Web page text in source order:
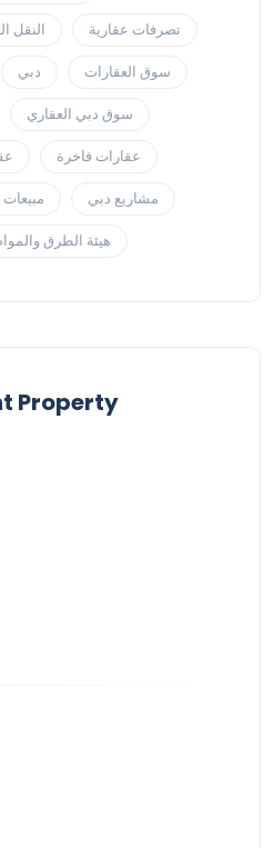
النقل تصرفات عقارية
دبي سوق العقارات
سوق دبي العقاري
عقارات فاخرة
مبيعات مشاريع دبي
هيئة الطرق
Property